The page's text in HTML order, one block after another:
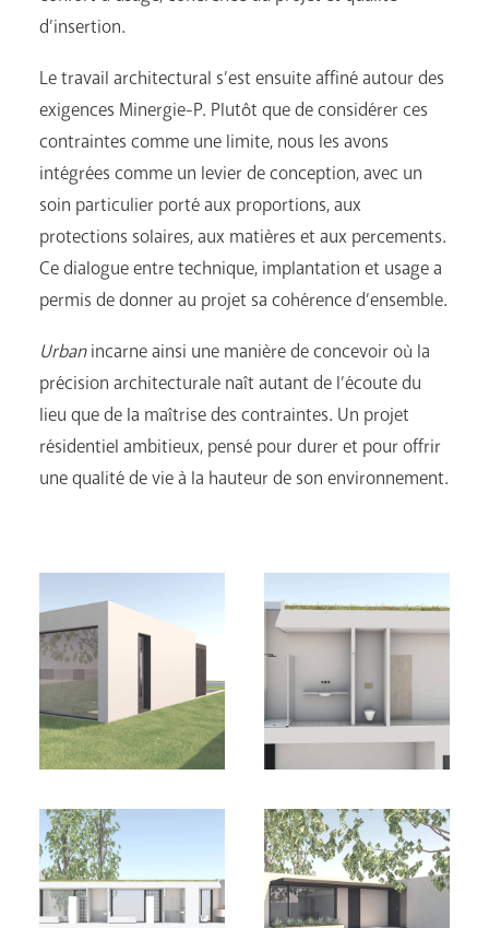
d’insertion.
Le travail architectural s’est ensuite affiné autour des
exigences Minergie-P. Plutôt que de considérer ces
contraintes comme une limite, nous les avons
intégrées comme un levier de conception, avec un
soin particulier porté aux proportions, aux
protections solaires, aux matières et aux percements.
Ce dialogue entre technique, implantation et usage a
permis de donner au projet sa cohérence d’ensemble.
Urbanincarne ainsi une manière de concevoir où la
précision architecturale naît autant de l’écoute du
lieu que de la maîtrise des contraintes. Un projet
résidentiel ambitieux, pensé pour durer et pour offrir
une qualité de vie à la hauteur de son environnement.